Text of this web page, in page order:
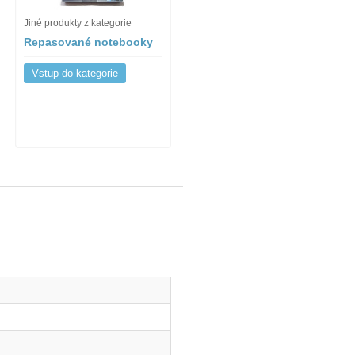
Jiné produkty z kategorie
Repasované notebooky
Vstup do kategorie